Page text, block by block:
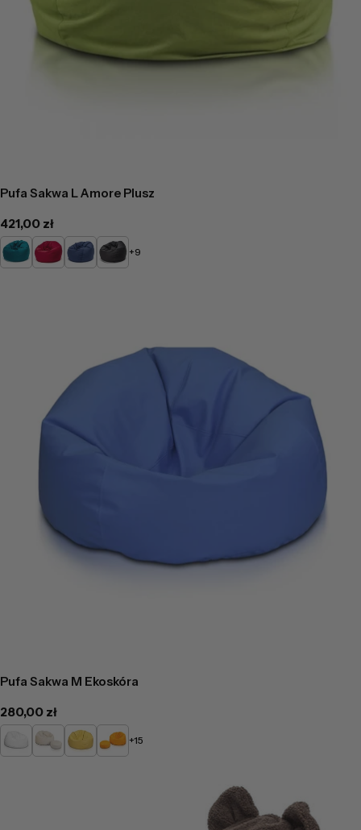
Pufa Sakwa L Amore Plusz
Cena
regularna
421,00 zł
TurkusowyCzerwonyNiebieski
Czarny+9
Pufa Sakwa M Ekoskóra
Cena
regularna
280,00 zł
Biały
BeżowyŻółty Pomarańczowy
+15